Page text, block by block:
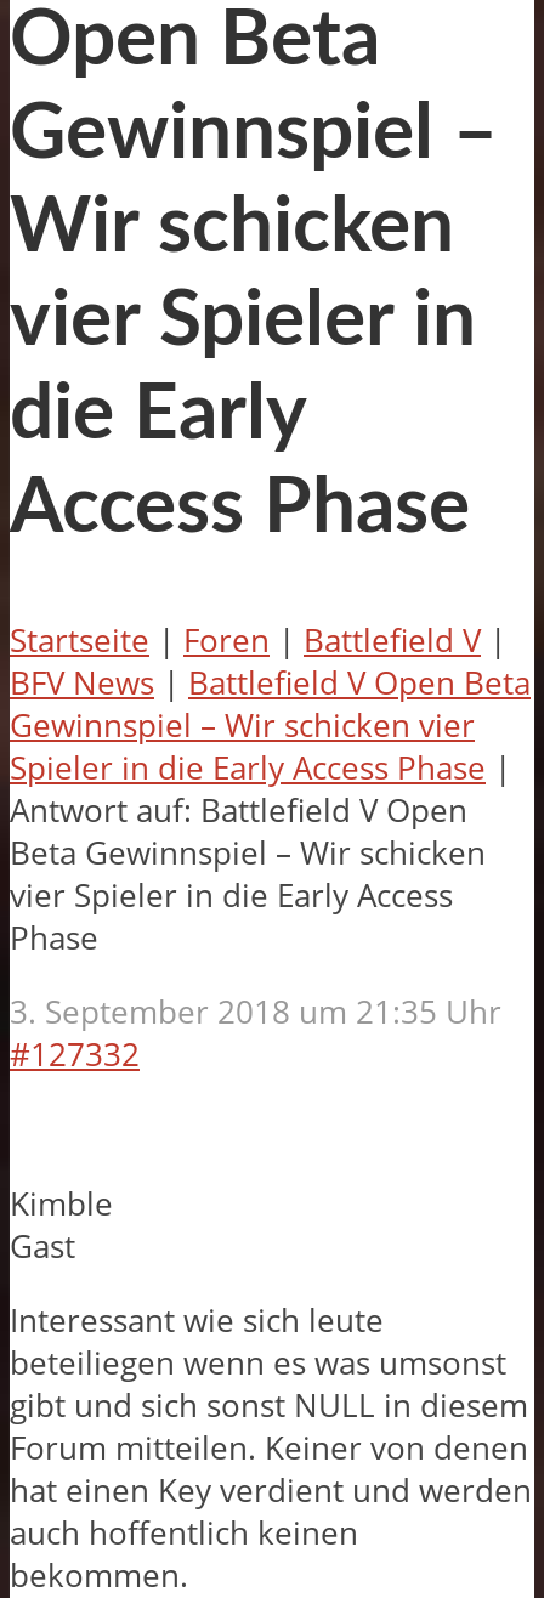
Open Beta
Gewinnspiel –
Wir schicken
vier Spieler in
die Early
Access Phase
Startseite | Foren | Battlefield V |
BFV News | Battlefield V Open Beta
Gewinnspiel – Wir schicken vier
Spieler in die Early Access Phase |
Antwort auf: Battlefield V Open
Beta Gewinnspiel – Wir schicken
vier Spieler in die Early Access
Phase
3. September 2018 um 21:35 Uhr
#127332
Kimble
Gast
Interessant wie sich leute
beteiliegen wenn es was umsonst
gibt und sich sonst NULL in diesem
Forum mitteilen. Keiner von denen
hat einen Key verdient und werden
auch hoffentlich keinen
bekommen.